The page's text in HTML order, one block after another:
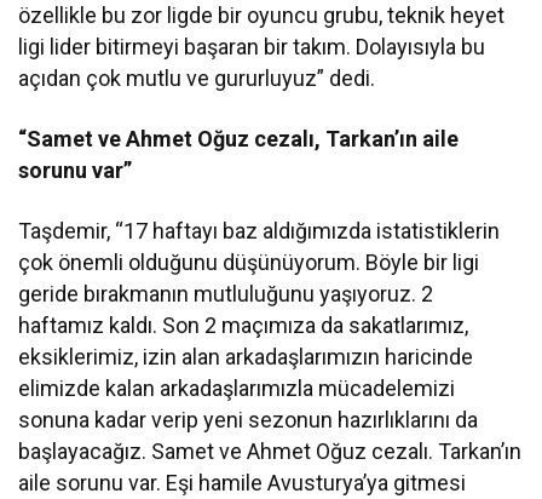
özellikle bu zor ligde bir oyuncu grubu, teknik heyet
ligi lider bitirmeyi başaran bir takım. Dolayısıyla bu
açıdan çok mutlu ve gururluyuz” dedi.
“Samet ve Ahmet Oğuz cezalı, Tarkan’ın aile
sorunu var”
Taşdemir, “17 haftayı baz aldığımızda istatistiklerin
çok önemli olduğunu düşünüyorum. Böyle bir ligi
geride bırakmanın mutluluğunu yaşıyoruz. 2
haftamız kaldı. Son 2 maçımıza da sakatlarımız,
eksiklerimiz, izin alan arkadaşlarımızın haricinde
elimizde kalan arkadaşlarımızla mücadelemizi
sonuna kadar verip yeni sezonun hazırlıklarını da
başlayacağız. Samet ve Ahmet Oğuz cezalı. Tarkan’ın
aile sorunu var. Eşi hamile Avusturya’ya gitmesi